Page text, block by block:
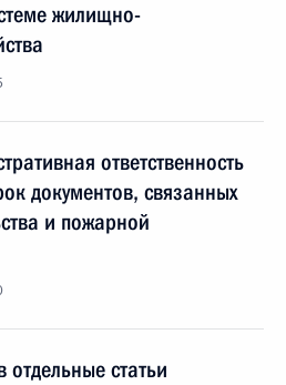
жилищно-
ответственность
документов, связанных
и пожарной
статьи